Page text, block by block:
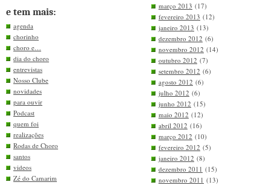
e tem mais:
agenda
chorinho
choro e…
dia do choro
entrevistas
Nosso Clube
novidades
para ouvir
Podcast
quem foi
realizações
Rodas de Choro
santos
videos
Zé do Camarim
março 2013 (17)
fevereiro 2013 (12)
janeiro 2013 (13)
dezembro 2012 (6)
novembro 2012 (14)
outubro 2012 (7)
setembro 2012 (6)
agosto 2012 (6)
julho 2012 (6)
junho 2012 (15)
maio 2012 (12)
abril 2012 (16)
março 2012 (10)
fevereiro 2012 (5)
janeiro 2012 (8)
dezembro 2011 (15)
novembro 2011 (13)